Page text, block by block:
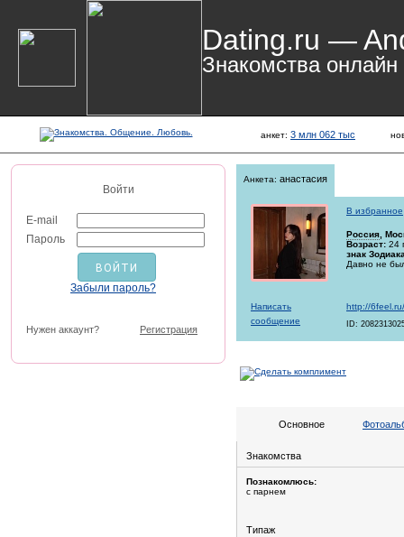
Dating.ru —
Знакомства онлайн
анкет: 3 млн 062 тыс
Войти
E-mail
Пароль
Забыли пароль?
Нужен аккаунт? Регистрация
Анкета: анастасия
В избранное
Россия ,
Возраст: 24
знак
Давно не
Написать
сообщение
http://
ID:
Основное
Знакомства
Познакомлюсь:
с парнем
Типаж